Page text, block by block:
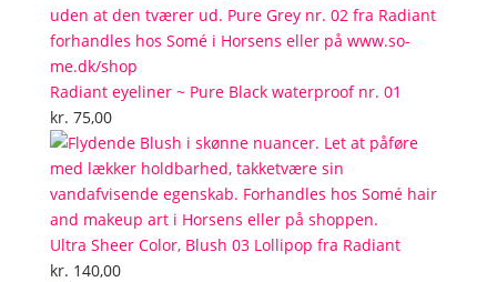
Radiant eyeliner ~ Pure Black waterproof nr. 01
kr. 75,00
Ultra Sheer Color, Blush 03 Lollipop fra Radiant
kr. 140,00